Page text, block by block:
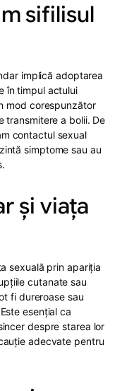
sifilisul
implică adoptarea
în timpul actului
mod corespunzător
transmitere a bolii. De
contactul sexual
simptome sau au
și viața
sexuală prin apariția
cutanate sau
fi dureroase sau
esențial ca
despre starea lor
adecvate pentru